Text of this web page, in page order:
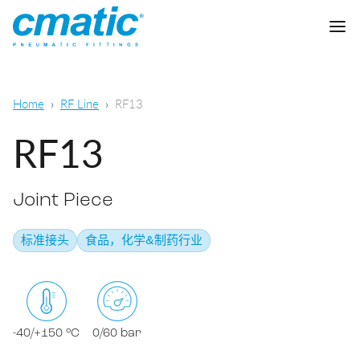
卡套接头
标准接头
通用气动
食品，化学&制药
Cmatic实验室
质量
销售网络
下载
Home RF Line RF13
RF13
Joint Piece
标准接头 食品，化学&制药行业
-40/+150 °C 0/60 bar